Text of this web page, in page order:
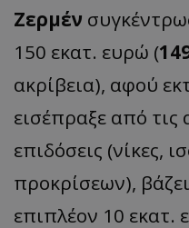
Ζερμέν
150 εκατ. ευρώ (
ακρίβεια), αφού
εισέπραξε από τις
επιδόσεις (νίκες,
προκρίσεων),
επιπλέον 10 εκατ.